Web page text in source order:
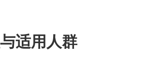
适用人群